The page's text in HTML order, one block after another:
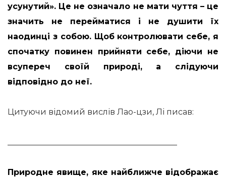
усунутий». Це не означало не мати чуття – це
значить не перейматися і не душити їх
наодинці з собою. Щоб контролювати себе, я
спочатку повинен прийняти себе, діючи не
всупереч своїй природі, а слідуючи
відповідно до неї.
Цитуючи відомий вислів Лао-цзи, Лі писав:
Природне явище, яке найближче відображає